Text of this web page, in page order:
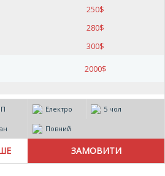
250$
280$
300$
2000$
Електро 5 чол
Повний